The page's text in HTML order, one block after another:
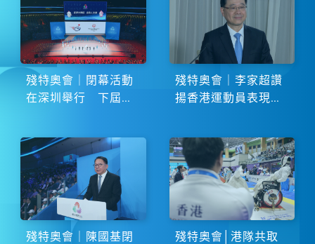
殘特奧會｜閉幕活動
在深圳舉行 下屆由
殘特奧會｜李家超讚
揚香港運動員表現卓
殘特奧會｜陳國基閉
殘特奧會│港隊共取